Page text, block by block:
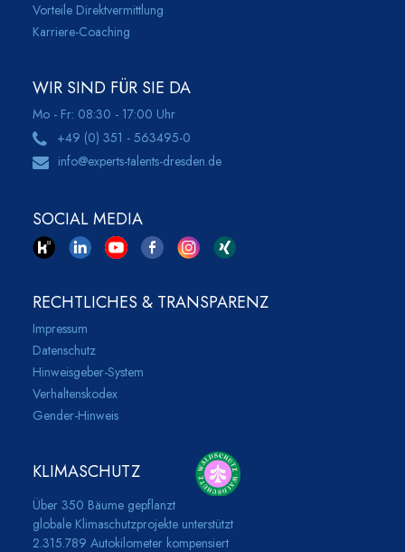
Vorteile Direktvermittlung
Karriere-Coaching
WIR SIND FÜR SIE DA
Mo - Fr: 08:30 - 17:00 Uhr
+49 (0) 351 - 563495-0
info@experts-talents-dresden.de
SOCIAL MEDIA
RECHTLICHES & TRANSPARENZ
Impressum
Datenschutz
Hinweisgeber-System
Verhaltenskodex
Gender-Hinweis
KLIMASCHUTZ
Über 350 Bäume gepflanzt
globale Klimaschutzprojekte unterstützt
2.315.789 Autokilometer kompensiert